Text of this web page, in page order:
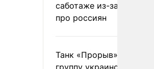
саботаже из-за фейков
про россиян
Танк «Прорыв»
группу украинских